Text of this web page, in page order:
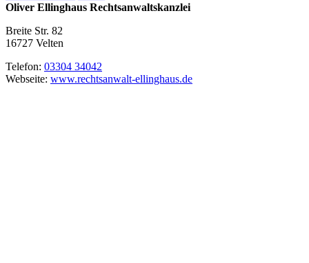
Oliver Ellinghaus Rechtsanwaltskanzlei
Breite Str. 82
16727 Velten
Telefon: 03304 34042
Webseite: www.rechtsanwalt-ellinghaus.de